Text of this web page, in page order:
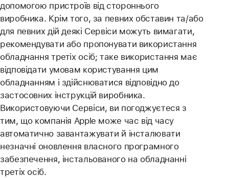
допомогою пристроїв від стороннього
виробника. Крім того, за певних обставин та/або
для певних дій деякі Сервіси можуть вимагати,
рекомендувати або пропонувати використання
обладнання третіх осіб; таке використання має
відповідати умовам користування цим
обладнанням і здійснюватися відповідно до
застосовних інструкцій виробника.
Використовуючи Сервіси, ви погоджуєтеся з
тим, що компанія Apple може час від часу
автоматично завантажувати й інсталювати
незначні оновлення власного програмного
забезпечення, інстальованого на обладнанні
третіх осіб.